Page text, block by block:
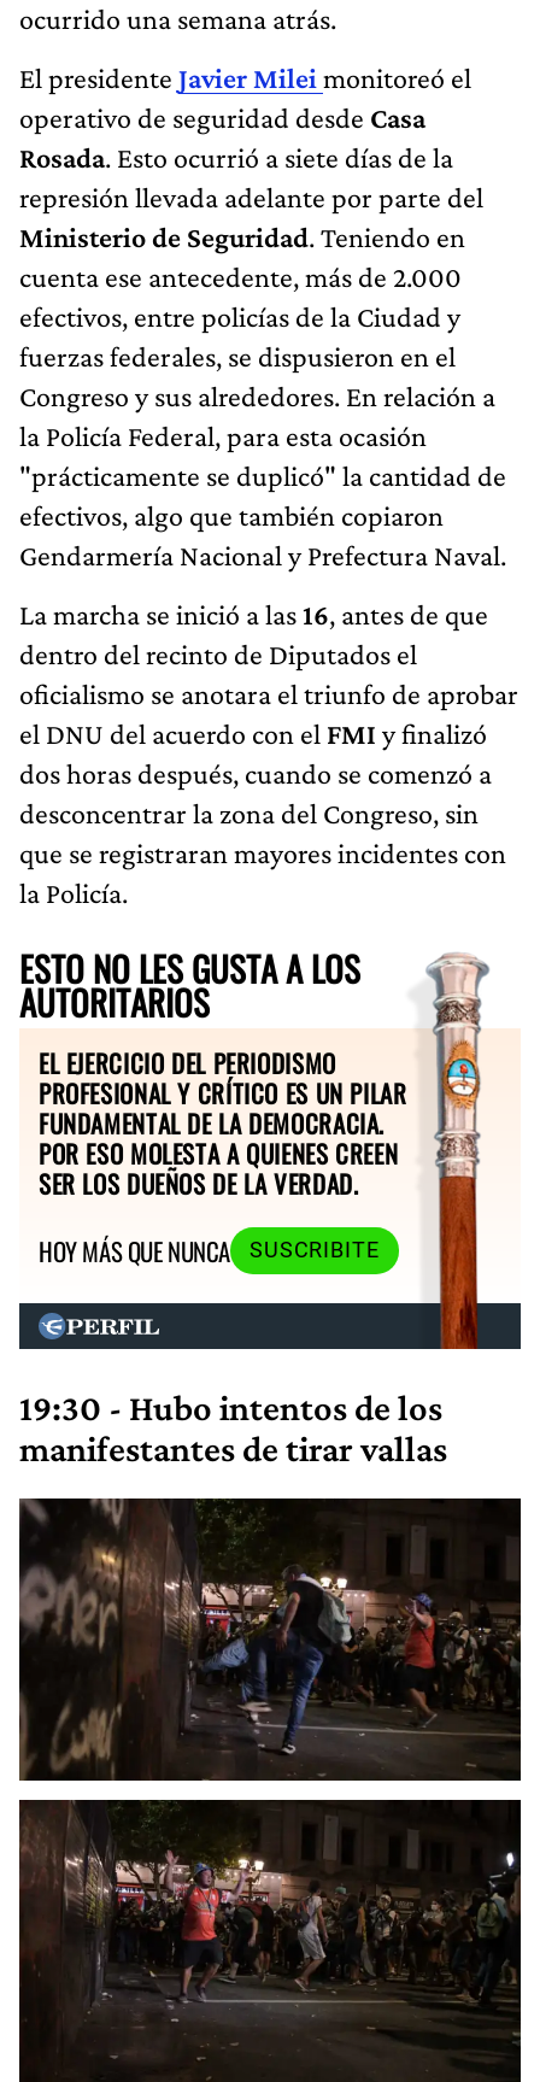
ocurrido una semana atrás.
El presidente Javier Milei monitoreó el
operativo de seguridad desde Casa
Rosada. Esto ocurrió a siete días de la
represión llevada adelante por parte del
Ministerio de Seguridad. Teniendo en
cuenta ese antecedente, más de 2.000
efectivos, entre policías de la Ciudad y
fuerzas federales, se dispusieron en el
Congreso y sus alrededores. En relación a
la Policía Federal, para esta ocasión
"prácticamente se duplicó" la cantidad de
efectivos, algo que también copiaron
Gendarmería Nacional y Prefectura Naval.
La marcha se inició a las16, antes de que
dentro del recinto de Diputados el
oficialismo se anotara el triunfo de aprobar
el DNU del acuerdo con el FMI y finalizó
dos horas después, cuando se comenzó a
desconcentrar la zona del Congreso, sin
que se registraran mayores incidentes con
la Policía.
ESTO NO LES GUSTA A LOS
AUTORITARIOS
EL EJERCICIO DEL PERIODISMO
PROFESIONAL Y CRÍTICO ES UN PILAR
FUNDAMENTAL DE LA DEMOCRACIA.
POR ESO MOLESTA A QUIENES CREEN
SER LOS DUEÑOS DE LA VERDAD.
HOY MÁS QUE NUNCA
SUSCRIBITE
19:30 - Hubo intentos de los
manifestantes de tirar vallas